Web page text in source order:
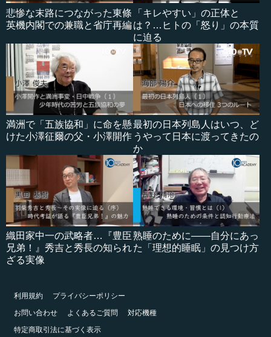
悲惨な末路につながった東條
英機内閣での兼職と省庁再編
「キレやすい」の正体と
は？…ヒトの「怒り」の本質
に迫る
満洲で「五族協和」に命を懸
けた小澤征爾の父・小澤開作
最初の日本列島人はいつ、ど
うやって日本に渡ってきたの
か
織田家中一の武略者…『豊臣
兄弟！』秀吉と秀長の知られ
ざる実像
熟睡のために――自分にあっ
た「理想的睡眠」の見つけ方
利用規約
プライバシーポリシー
お問い合わせ
よくあるご質問
対応機種
特定商取引法に基づく表示